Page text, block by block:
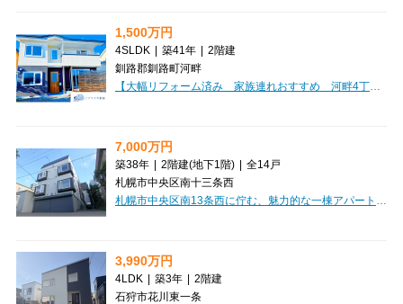
1,500万円
4SLDK | 築41年 | 2階建
釧路郡釧路町河畔
7,000万円
築38年 | 2階建(地下1階) | 全14戸
札幌市中央区南十三条西
3,990万円
4LDK | 築3年 | 2階建
石狩市花川東一条